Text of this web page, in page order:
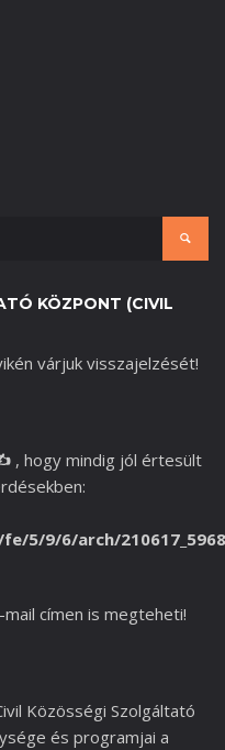
KÖZPONT (CIVIL
várjuk visszajelzését!
, hogy mindig jól értesült
5/9/6/arch/
mail címen is megteheti!
Közösségi Szolgáltató
és programjai a